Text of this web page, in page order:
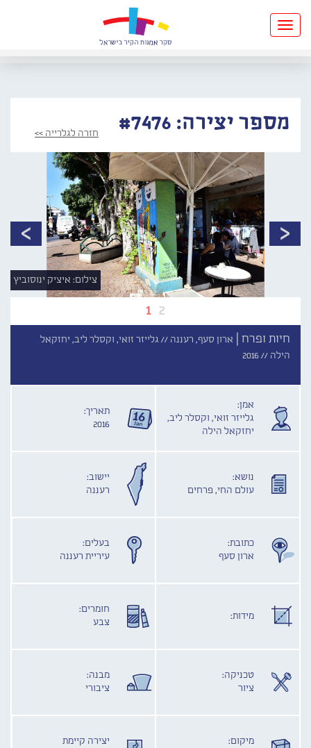
Toggle
navigation
מספר יצירה: #7476 חזרה לגלרייה >>
1 2
צילום: איציק ינוסוביץ
חיות ופרח | ארון סעף, רעננה // גלייזר זואי, וקסלר ליב, יחזקאל
הילה //2016
אמן:
גלייזר זואי, וקסלר ליב,
יחזקאל הילה
תאריך:
2016
נושא:
עולם החי, פרחים
יישוב:
רעננה
כתובת:
ארון סעף
בעלים:
עיריית רעננה
מידות:
חומרים:
צבע
טכניקה:
ציור
מבנה:
ציבורי
מיקום:
יצירה קיימת